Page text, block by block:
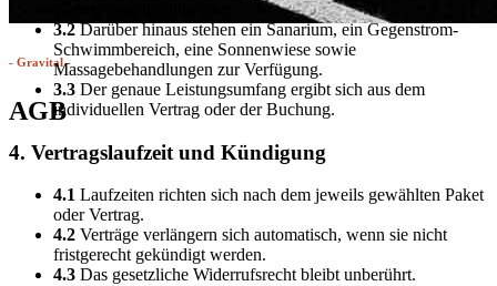
- Gravital -
AGB
3.2Darüber hinaus stehen ein Sanarium, ein Gegenstrom-
Schwimmbereich, eine Sonnenwiese sowie
Massagebehandlungen zur Verfügung.
3.3 Der genaue Leistungsumfang ergibt sich aus dem
individuellen Vertrag oder der Buchung.
4. Vertragslaufzeit und Kündigung
4.1 Laufzeiten richten sich nach dem jeweils gewählten Paket
oder Vertrag.
4.2 Verträge verlängern sich automatisch, wenn sie nicht
fristgerecht gekündigt werden.
4.3 Das gesetzliche Widerrufsrecht bleibt unberührt.